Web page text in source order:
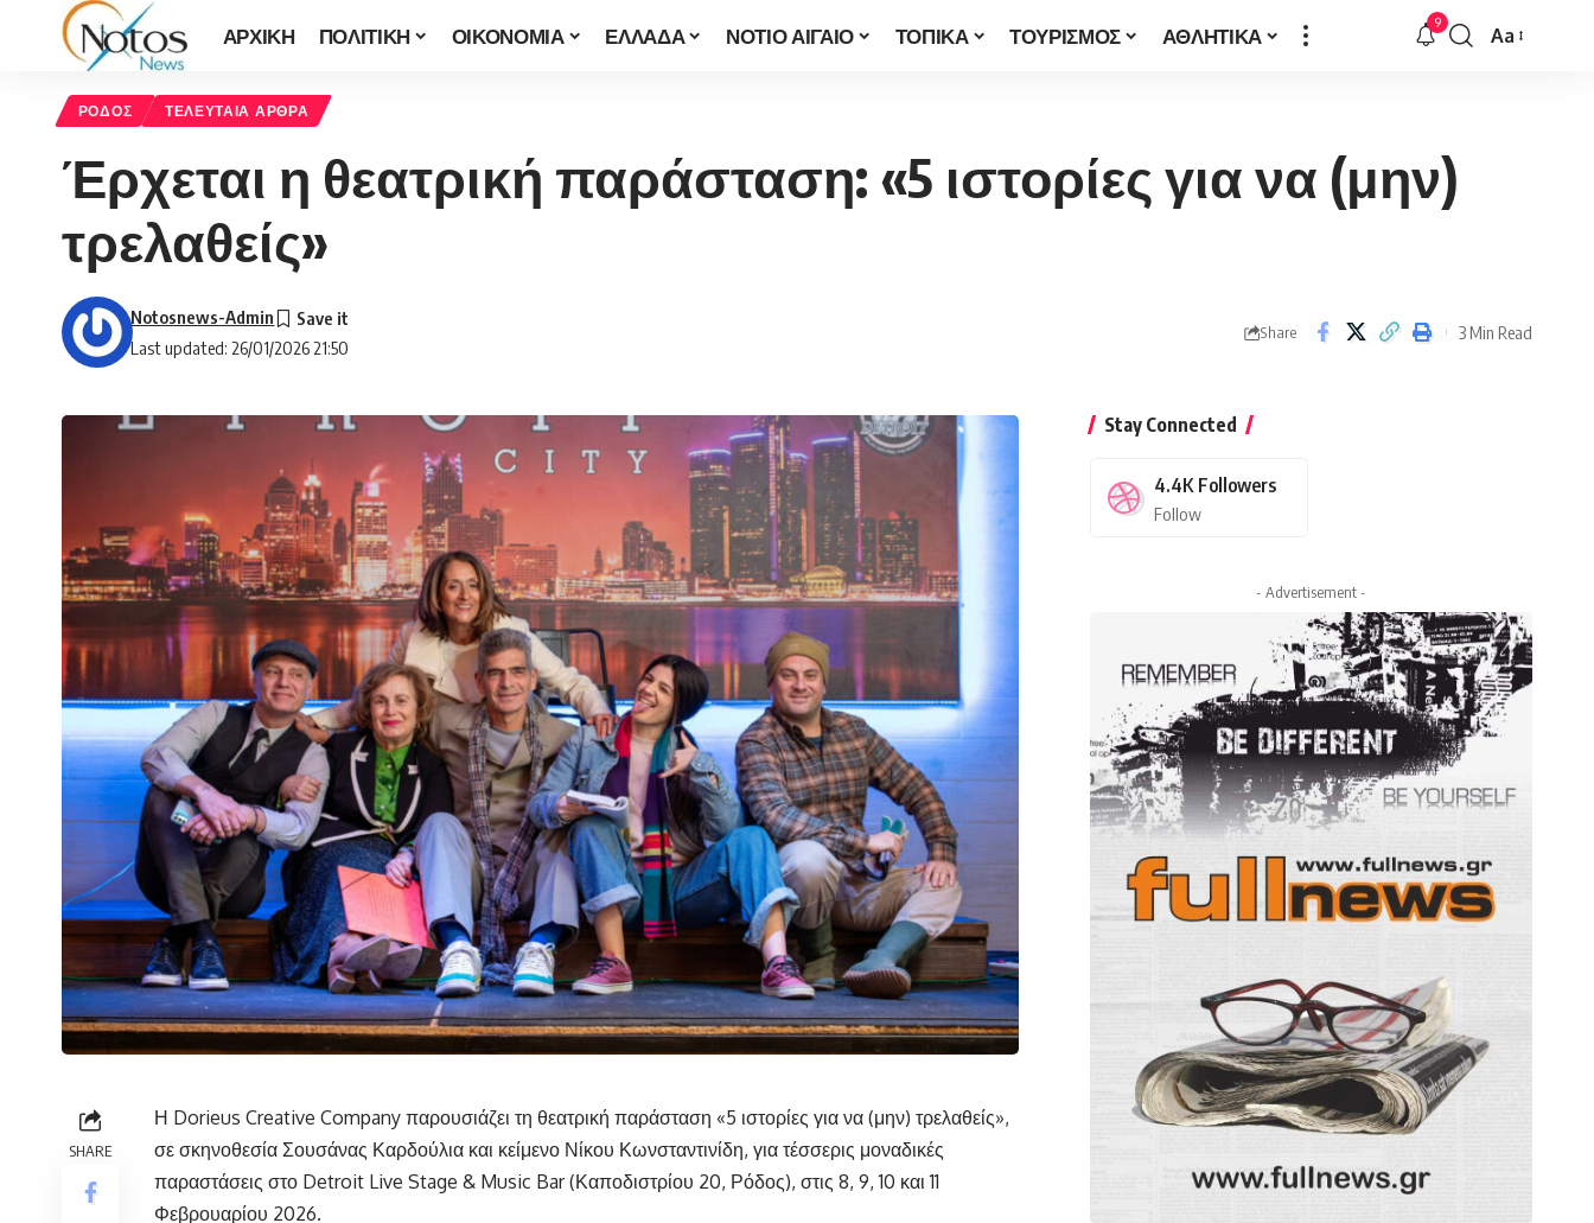
ΑΡΧΙΚΗ ΠΟΛΙΤΙΚΗ ΟΙΚΟΝΟΜΙΑ ΕΛΛΑΔΑ ΝΟΤΙΟ ΑΙΓΑΙΟ ΤΟΠΙΚΑ ΤΟΥΡΙΣΜΟΣ ΑΘΛΗΤΙΚΑ 9
Font
Aa
ΡΟΔΟΣ ΤΕΛΕΥΤΑΙΑ ΑΡΘΡΑ
Έρχεται η θεατρική παράσταση: «5 ιστορίες για να (μην)
τρελαθείς»
Last updated: 26/01/2026 21:50
Notosnews-Admin
Share 3 Min Read
SHARE
Η Dorieus Creative Company παρουσιάζει τη θεατρική παράσταση «5 ιστορίες για να (μην) τρελαθείς»,
σε σκηνοθεσία Σουσάνας Καρδούλια και κείμενο Νίκου Κωνσταντινίδη, για τέσσερις μοναδικές
παραστάσεις στο Detroit Live Stage & Music Bar (Καποδιστρίου 20, Ρόδος), στις 8, 9, 10 και 11
Φεβρουαρίου 2026.
Stay Connected
4.4K Followers
Follow
- Advertisement -